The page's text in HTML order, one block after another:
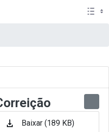
009-2026
Baixar (189 KB)